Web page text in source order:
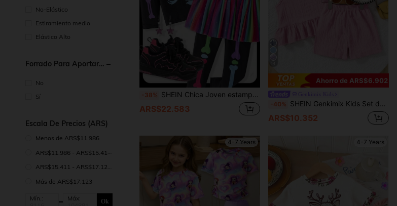
No-Elástico
Estiramiento medio
Elástico Alto
Forrado Para Aportar
No
Sí
Escala De Precios (ARS)
Menos de ARS$11.986
ARS$11.986 - ARS$15.411
ARS$15.411 - ARS$17.123
Más de ARS$17.123
Mín.: Máx: Ok
-38% SHEIN Chica Joven estampado de esqueleto Top & 2 en 1 Pantalones
ARS$22.583
Ahorro de ARS$6.902
-40% SHEIN Genkimix Kids Set de 2 piezas de top sin mangas y shorts sueltos de tela texturizada rosa tejida para niña. La artesanía tejida crea una sensación delicada y suave para un uso cómodo y refrescante. El top simple y elegante muestra un estilo dulce y elegante, mientras que los shorts de corte suelto permiten un movimiento libre, adecuados para actividades casuales o al aire libre en verano. La paleta de colores pastel suave en general irradia vitalidad juvenil, convirtiéndolo en una opción ideal para el guardarropa de verano de las niñas pequeñas.
ARS$10.352
4-7 Years 4-7 Years